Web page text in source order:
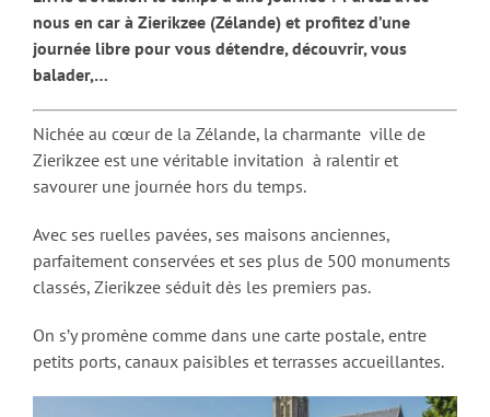
nous en car à Zierikzee (Zélande) et profitez d’une
journée libre pour vous détendre, découvrir, vous
balader,…
Nichée au cœur de la Zélande, la charmante ville de
Zierikzee est une véritable invitation à ralentir et
savourer une journée hors du temps.
Avec ses ruelles pavées, ses maisons anciennes,
parfaitement conservées et ses plus de 500 monuments
classés, Zierikzee séduit dès les premiers pas.
On s’y promène comme dans une carte postale, entre
petits ports, canaux paisibles et terrasses accueillantes.